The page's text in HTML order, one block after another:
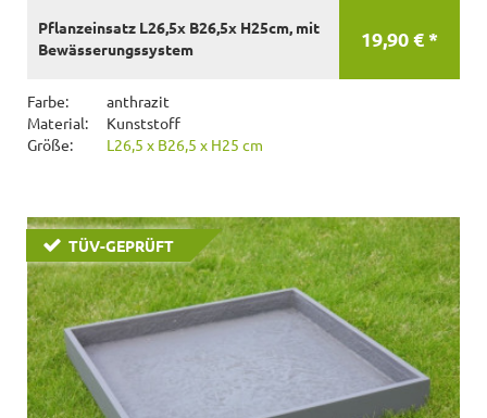
19,90 € *
Pflanzeinsatz L26,5x B26,5x H25cm, mit
Bewässerungssystem
Farbe:
anthrazit
Material:
Kunststoff
Größe:
L26,5 x B26,5 x H25 cm
TÜV-GEPRÜFT